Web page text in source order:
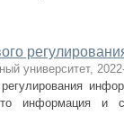
университет,
информация и